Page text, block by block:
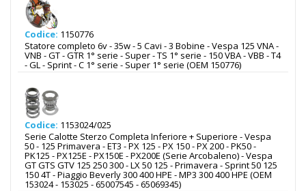
Codice: 1150776
Statore completo 6v - 35w - 5 Cavi - 3 Bobine - Vespa 125 VNA -
VNB - GT - GTR 1° serie - Super - TS 1° serie - 150 VBA - VBB - T4
- GL - Sprint - C 1° serie - Super 1° serie (OEM 150776)
Codice: 1153024/025
Serie Calotte Sterzo Completa Inferiore + Superiore - Vespa
50 - 125 Primavera - ET3 - PX 125 - PX 150 - PX 200 - PK50 -
PK125 - PX125E - PX150E - PX200E (Serie Arcobaleno) - Vespa
GT GTS GTV 125 250 300 - LX 50 125 - Primavera - Sprint 50 125
150 4T - Piaggio Beverly 300 400 HPE - MP3 300 400 HPE (OEM
153024 - 153025 - 65007545 - 65069345)